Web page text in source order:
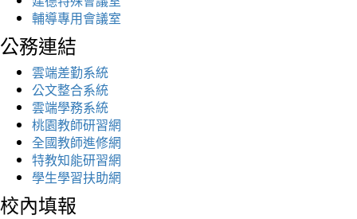
輔導專用會議室
公務連結
雲端差勤系統
公文整合系統
雲端學務系統
桃園教師研習網
全國教師進修網
特教知能研習網
學生學習扶助網
校內填報